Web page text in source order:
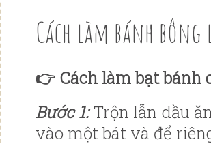
Cách làm bánh
👉 Cách làm bạt bánh
Bước 1:Trộn lẫn dầu
vào một bát và để